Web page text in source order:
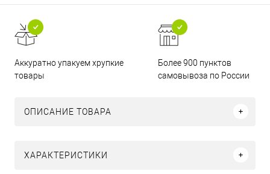
Аккуратно упакуем хрупкие
товары
Более 900 пунктов
самовывоза по России
ОПИСАНИЕ ТОВАРА
ХАРАКТЕРИСТИКИ